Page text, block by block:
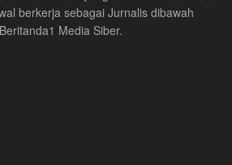
berkerja sebagai Jurnalis dibawah
Media Siber.